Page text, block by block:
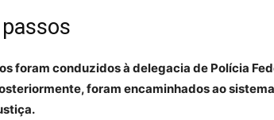
foram conduzidos à delegacia de Polícia
foram encaminhados ao